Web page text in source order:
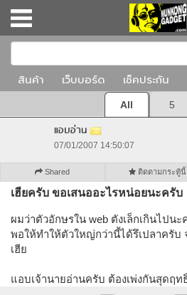
สินค้า เว็บบอร์ด เช็คประกัน
All 5
แอบอ่าน
07/01/2007 14:50:07
Shared ติดตามกระทู้นี้
เฮียครับ ขอเสนออะไรหน่อยนะครับ
ผมว่าตัวอักษรใน web ตังเล็กเกินไปนะ
พอให้ทำให้ตัวใหญ่กว่านี้ได้รึเปลาครับ
เฮีย
แอบเจ้านายอ่านครับ ต้องเพ่งกันสุดฤท